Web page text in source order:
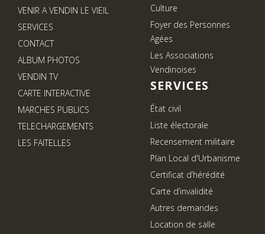
VENIR A VENDIN LE VIEIL
SERVICES
CONTACT
ALBUM PHOTOS
VENDIN TV
CARTE INTERACTIVE
MARCHES PUBLICS
TELECHARGEMENTS
LES FAITELLES
Culture
Foyer des Personnes
Agées
Les Associations
Vendinoises
SERVICES
État civil
Liste électorale
Recensement militaire
Plan Local d'Urbanisme
Certificat d’hérédité
Carte d’invalidité
Autres demandes
Location de salle